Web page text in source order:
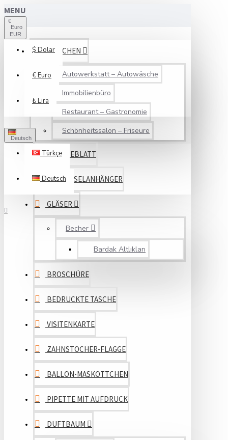
MENU
€
Euro
EUR
$ Dolar
€Euro
₺Lira
Deutsch
Türkçe
Deutsch
BRANCHEN
Autowerkstatt – Autowäsche
Immobilienbüro
Restaurant – Gastronomie
Schönheitssalon – Friseure
SERVICEBLATT
SCHLÜSSELANHÄNGER
GLÄSER
Becher
Bardak Altlıkları
BROSCHÜRE
BEDRUCKTE TASCHE
VISITENKARTE
ZAHNSTOCHER-FLAGGE
BALLON-MASKOTTCHEN
PIPETTE MIT AUFDRUCK
DUFTBAUM